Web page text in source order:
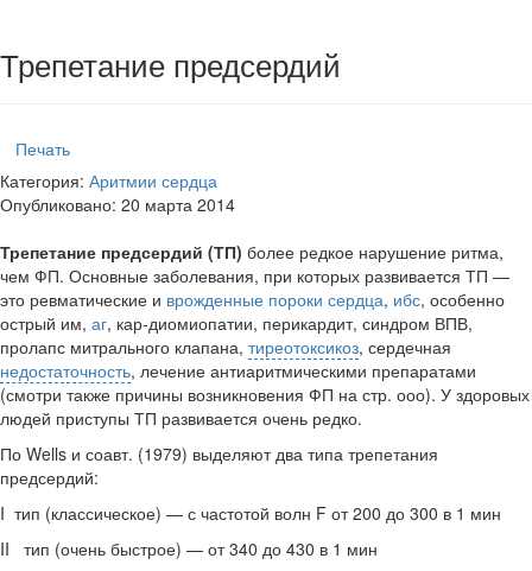
Трепетание предсердий
Печать
Категория: Аритмии сердца
Опубликовано: 20 марта 2014
Трепетание предсердий (ТП) более редкое нарушение ритма,
чем ФП. Основные заболевания, при которых развивается ТП —
это ревматичес­кие и врожденные пороки сердца, ибс, особенно
острый им, аг, кар-диомиопатии, перикардит, синдром ВПВ,
пролапс митрального клапана, тиреотоксикоз, сердечная
недостаточность, лечение антиаритмическими препаратами
(смотри также причины возникновения ФП на стр. ооо). У здоровых
людей приступы ТП развивается очень редко.
По Wells и соавт. (1979) выделяют два типа трепетания
предсердий:
I тип (классическое) — с частотой волн F от 200 до 300 в 1 мин
II тип (очень быстрое) — от 340 до 430 в 1 мин